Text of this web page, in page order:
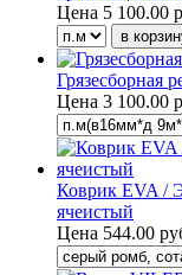
Цена 5 100.00
Грязесборная
Цена 3 100.00
Коврик EVA /
ячеистый
Цена 544.00